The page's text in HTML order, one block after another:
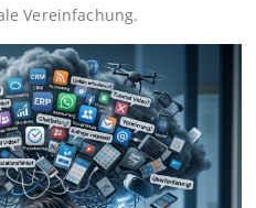
Vereinfachung.